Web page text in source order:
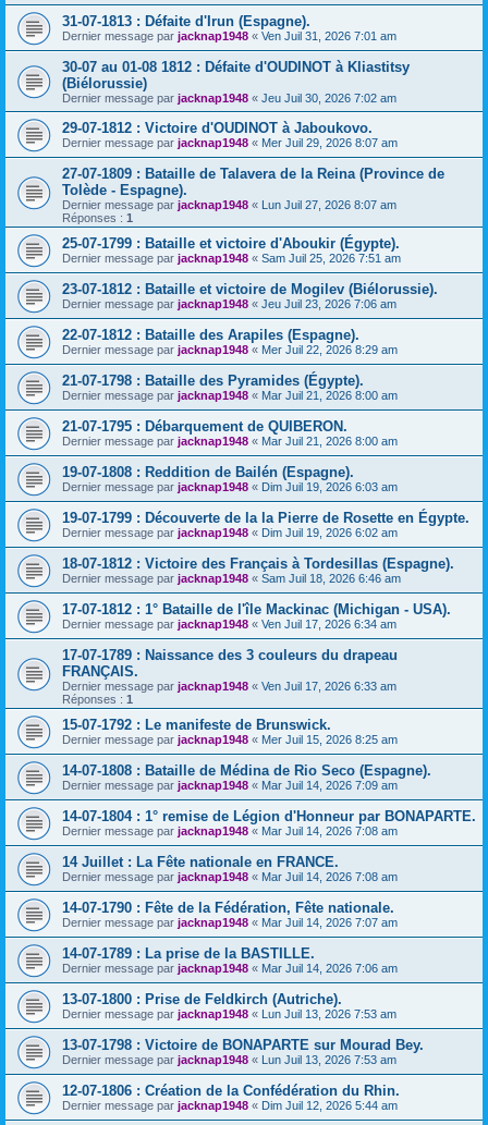
31-07-1813 : Défaite d'Irun (Espagne).
Dernier message par jacknap1948 « Ven Juil 31, 2026 7:01 am
30-07 au 01-08 1812 : Défaite d'OUDINOT à Kliastitsy
(Biélorussie)
Dernier message par jacknap1948 « Jeu Juil 30, 2026 7:02 am
29-07-1812 : Victoire d'OUDINOT à Jaboukovo.
Dernier message par jacknap1948 « Mer Juil 29, 2026 8:07 am
27-07-1809 : Bataille de Talavera de la Reina (Province de
Tolède - Espagne).
Dernier message par jacknap1948 « Lun Juil 27, 2026 8:07 am
Réponses : 1
25-07-1799 : Bataille et victoire d'Aboukir (Égypte).
Dernier message par jacknap1948 « Sam Juil 25, 2026 7:51 am
23-07-1812 : Bataille et victoire de Mogilev (Biélorussie).
Dernier message par jacknap1948 « Jeu Juil 23, 2026 7:06 am
22-07-1812 : Bataille des Arapiles (Espagne).
Dernier message par jacknap1948 « Mer Juil 22, 2026 8:29 am
21-07-1798 : Bataille des Pyramides (Égypte).
Dernier message par jacknap1948 « Mar Juil 21, 2026 8:00 am
21-07-1795 : Débarquement de QUIBERON.
Dernier message par jacknap1948 « Mar Juil 21, 2026 8:00 am
19-07-1808 : Reddition de Bailén (Espagne).
Dernier message par jacknap1948 « Dim Juil 19, 2026 6:03 am
19-07-1799 : Découverte de la la Pierre de Rosette en Égypte.
Dernier message par jacknap1948 « Dim Juil 19, 2026 6:02 am
18-07-1812 : Victoire des Français à Tordesillas (Espagne).
Dernier message par jacknap1948 « Sam Juil 18, 2026 6:46 am
17-07-1812 : 1° Bataille de l'île Mackinac (Michigan - USA).
Dernier message par jacknap1948 « Ven Juil 17, 2026 6:34 am
17-07-1789 : Naissance des 3 couleurs du drapeau
FRANÇAIS.
Dernier message par jacknap1948 « Ven Juil 17, 2026 6:33 am
Réponses : 1
15-07-1792 : Le manifeste de Brunswick.
Dernier message par jacknap1948 « Mer Juil 15, 2026 8:25 am
14-07-1808 : Bataille de Médina de Rio Seco (Espagne).
Dernier message par jacknap1948 « Mar Juil 14, 2026 7:09 am
14-07-1804 : 1° remise de Légion d'Honneur par BONAPARTE.
Dernier message par jacknap1948 « Mar Juil 14, 2026 7:08 am
14 Juillet : La Fête nationale en FRANCE.
Dernier message par jacknap1948 « Mar Juil 14, 2026 7:08 am
14-07-1790 : Fête de la Fédération, Fête nationale.
Dernier message par jacknap1948 « Mar Juil 14, 2026 7:07 am
14-07-1789 : La prise de la BASTILLE.
Dernier message par jacknap1948 « Mar Juil 14, 2026 7:06 am
13-07-1800 : Prise de Feldkirch (Autriche).
Dernier message par jacknap1948 « Lun Juil 13, 2026 7:53 am
13-07-1798 : Victoire de BONAPARTE sur Mourad Bey.
Dernier message par jacknap1948 « Lun Juil 13, 2026 7:53 am
12-07-1806 : Création de la Confédération du Rhin.
Dernier message par jacknap1948 « Dim Juil 12, 2026 5:44 am